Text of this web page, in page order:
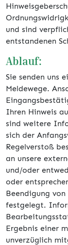
und sind
entstandenen
Ablauf:
Sie senden uns
Meldewege.
Ihren Hinweis
sind weitere
sich der
Regelverstoß
an unsere
und/oder
oder
Beendigung
festgelegt.
Ergebnis einer
unverzüglich